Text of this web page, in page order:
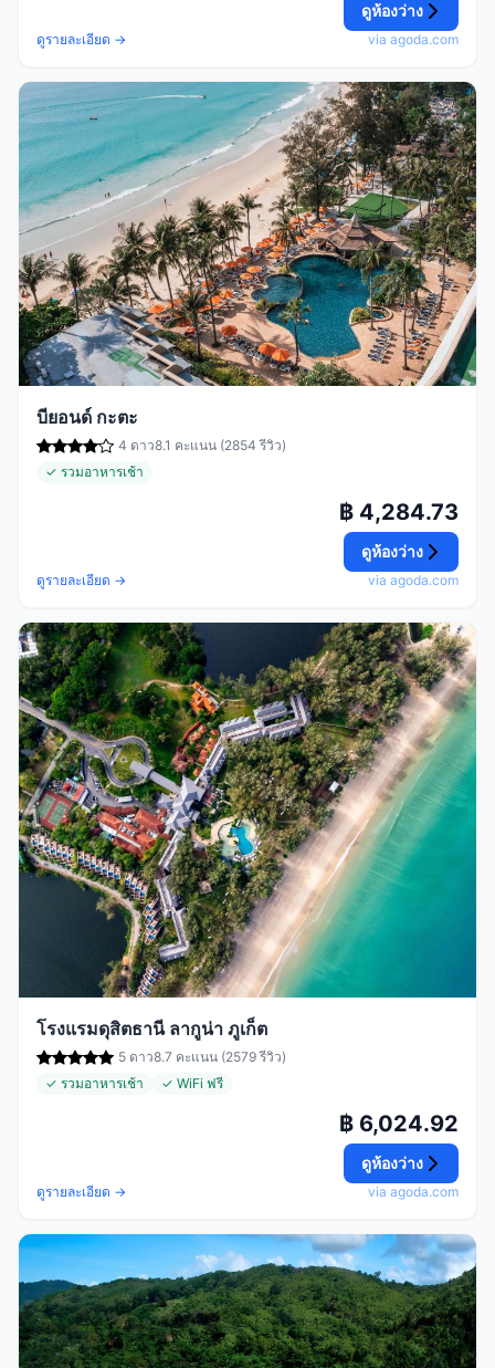
ดูรายละเอียด →
ดูห้องว่าง
via agoda.com
บียอนด์ กะตะ
4 ดาว8.1 คะแนน (2854 รีวิว)
✓ รวมอาหารเช้า
ดูรายละเอียด →
฿ 4,284.73
ดูห้องว่าง
via agoda.com
โรงแรมดุสิตธานี ลากูน่า ภูเก็ต
5 ดาว8.7 คะแนน (2579 รีวิว)
✓ รวมอาหารเช้า
✓ WiFi ฟรี
ดูรายละเอียด →
฿ 6,024.92
ดูห้องว่าง
via agoda.com